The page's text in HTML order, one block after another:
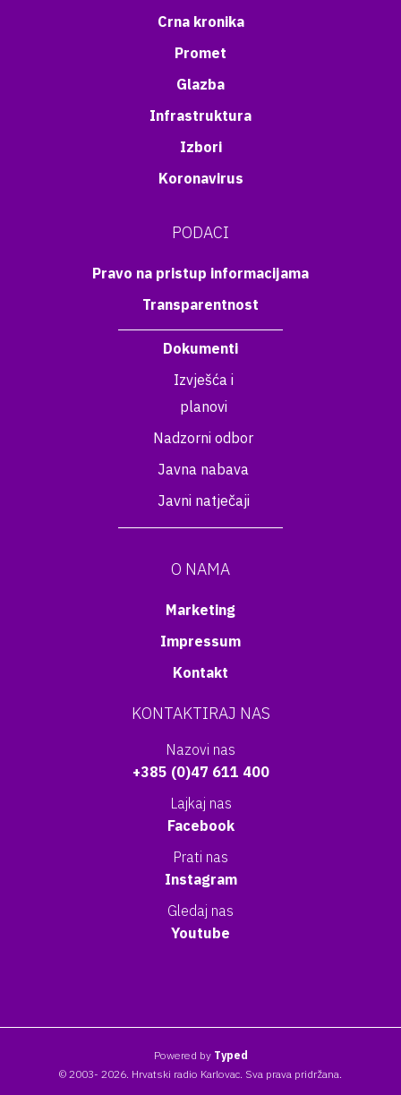
Crna kronika
Promet
Glazba
Infrastruktura
Izbori
Koronavirus
PODACI
Pravo na pristup informacijama
Transparentnost
Dokumenti
Izvješća i
planovi
Nadzorni odbor
Javna nabava
Javni natječaji
O NAMA
Marketing
Impressum
Kontakt
KONTAKTIRAJ NAS
Nazovi nas
+385 (0)47 611 400
Lajkaj nas
Facebook
Prati nas
Instagram
Gledaj nas
Youtube
Powered by Typed
© 2003- 2026. Hrvatski radio Karlovac. Sva prava pridržana.